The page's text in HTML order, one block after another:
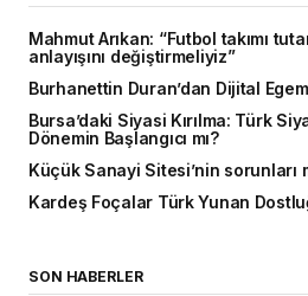
Mahmut Arıkan: “Futbol takımı
anlayışını değiştirmeliyiz”
Burhanettin Duran’dan Dijital
Bursa’daki Siyasi Kırılma: Türk
Dönemin Başlangıcı mı?
Küçük Sanayi Sitesi’nin sorunları
Kardeş Foçalar Türk Yunan
SON HABERLER